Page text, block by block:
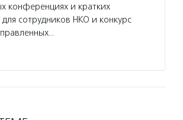
конференциях и кратких
сотрудников НКО и конкурс